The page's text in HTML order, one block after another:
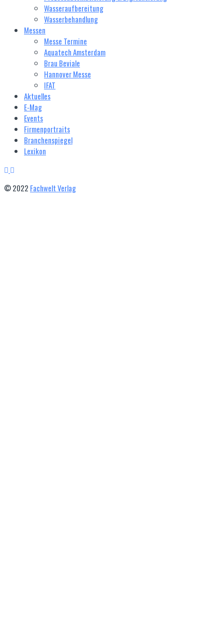
Wasseraufbereitung
Wasserbehandlung
Messen
Messe Termine
Aquatech Amsterdam
Brau Beviale
Hannover Messe
IFAT
Aktuelles
E‑Mag
Events
Firmenportraits
Branchenspiegel
Lexikon
© 2022 Fachwelt Verlag